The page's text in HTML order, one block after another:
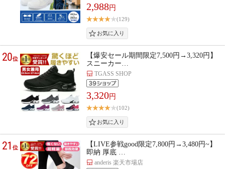
2,988円
(129)
20位
【爆安セール期間限定7,500円→3,320円】
スニーカー…
TGASS SHOP
3,320円
(102)
21位
【LIVE参戦good限定7,800円→3,480円~】
即納 厚底 …
anderis 楽天市場店